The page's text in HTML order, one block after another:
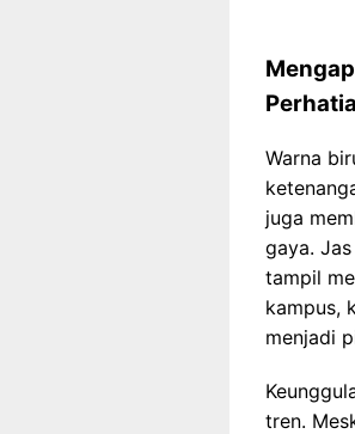
Warna
juga
gaya.
tampil
kampus,
menjadi
tren.